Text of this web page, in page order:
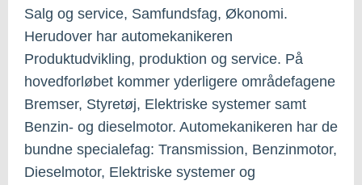
Salg og service, Samfundsfag, Økonomi.
Herudover har automekanikeren
Produktudvikling, produktion og service. På
hovedforløbet kommer yderligere områdefagene
Bremser, Styretøj, Elektriske systemer samt
Benzin- og dieselmotor. Automekanikeren har de
bundne specialefag: Transmission, Benzinmotor,
Dieselmotor, Elektriske systemer og